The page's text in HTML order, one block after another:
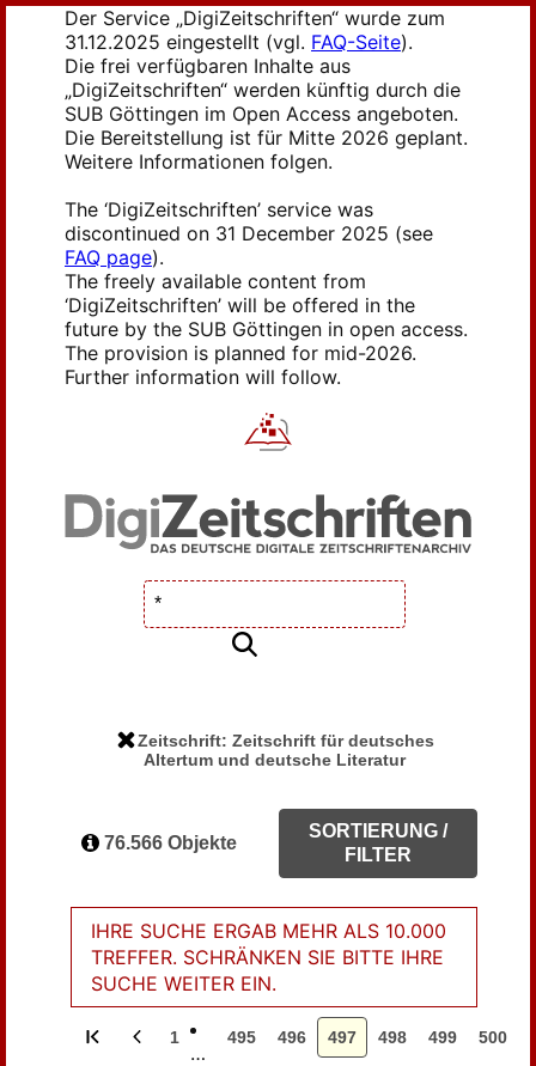
Der Service „DigiZeitschriften“ wurde zum
31.12.2025 eingestellt (vgl. FAQ-Seite).
Die frei verfügbaren Inhalte aus
„DigiZeitschriften“ werden künftig durch die
SUB Göttingen im Open Access angeboten.
Die Bereitstellung ist für Mitte 2026 geplant.
Weitere Informationen folgen.
The ‘DigiZeitschriften’ service was
discontinued on 31 December 2025 (see
FAQ page).
The freely available content from
‘DigiZeitschriften’ will be offered in the
future by the SUB Göttingen in open access.
The provision is planned for mid-2026.
Further information will follow.
Zeitschrift: Zeitschrift für deutsches
Altertum und deutsche Literatur
76.566 Objekte
SORTIERUNG /
FILTER
IHRE SUCHE ERGAB MEHR ALS 10.000
TREFFER. SCHRÄNKEN SIE BITTE IHRE
SUCHE WEITER EIN.
1
…
495 496 497 498 499 500